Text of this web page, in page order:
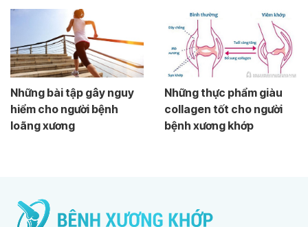
Những bài tập gây nguy
hiểm cho người bệnh
loãng xương
Những thực phẩm giàu
collagen tốt cho người
bệnh xương khớp